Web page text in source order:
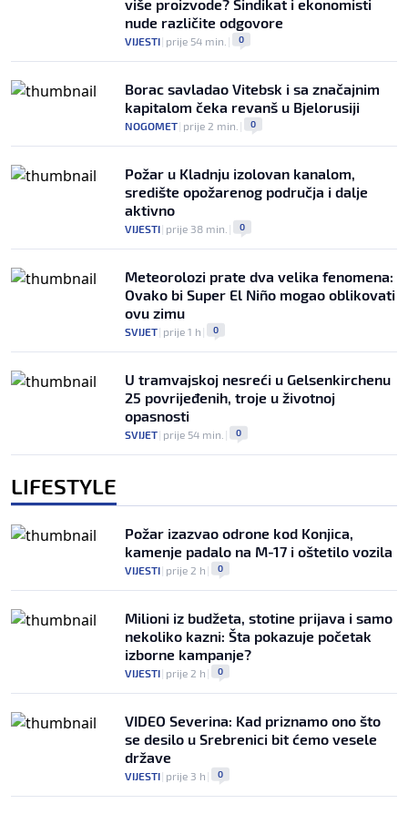
više proizvode? Sindikat i ekonomisti
nude različite odgovore
VIJESTI| prije 54 min. | 0
Borac savladao Vitebsk i sa značajnim
kapitalom čeka revanš u Bjelorusiji
NOGOMET| prije 2 min. | 0
Požar u Kladnju izolovan kanalom,
središte opožarenog područja i dalje
aktivno
VIJESTI| prije 38 min. | 0
Meteorolozi prate dva velika fenomena:
Ovako bi Super El Niño mogao oblikovati
ovu zimu
SVIJET| prije 1 h | 0
U tramvajskoj nesreći u Gelsenkirchenu
25 povrijeđenih, troje u životnoj
opasnosti
SVIJET| prije 54 min. | 0
LIFESTYLE
Požar izazvao odrone kod Konjica,
kamenje padalo na M-17 i oštetilo vozila
VIJESTI| prije 2 h | 0
Milioni iz budžeta, stotine prijava i samo
nekoliko kazni: Šta pokazuje početak
izborne kampanje?
VIJESTI| prije 2 h | 0
VIDEO Severina: Kad priznamo ono što
se desilo u Srebrenici bit ćemo vesele
države
VIJESTI| prije 3 h | 0